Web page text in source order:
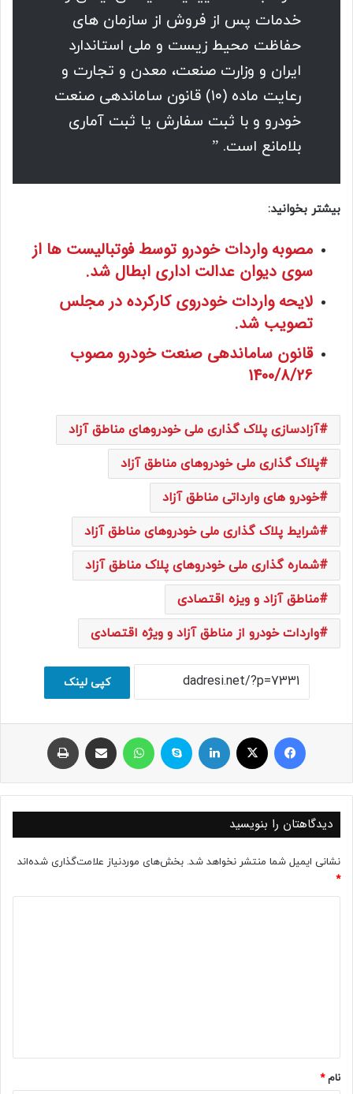
خدمات پس از فروش از سازمان های
حفاظت محیط‌ زیست و ملی استاندارد
ایران و وزارت صنعت، معدن و تجارت و
رعایت ماده (۱۰) قانون ساماندهی صنعت
خودرو و با ثبت سفارش یا ثبت آماری
بلامانع است. ”
بیشتر بخوانید:
مصوبه واردات خودرو توسط فوتبالیست ها از
سوی دیوان عدالت اداری ابطال شد.
لایحه واردات خودروی کارکرده در مجلس
تصویب شد.
قانون ساماندهی صنعت خودرو مصوب
1400/8/26
آزادسازی پلاک گذاری ملی خودروهای مناطق آزاد
پلاک گذاری ملی خودروهای مناطق آزاد
خودرو های وارداتی مناطق آزاد
شرایط پلاک گذاری ملی خودروهای مناطق آزاد
شماره گذاری‌ ملی خودروهای پلاک مناطق آزاد
مناطق آزاد و ویزه اقتصادی
واردات خودرو از مناطق آزاد و ویژه اقتصادی
کپی لینک
فیسبوک ایکس لینکداین اسکایپ واتس آپ اشتراک با ایمیل
دیدگاهتان را بنویسید
نشانی ایمیل شما منتشر نخواهد شد. بخش‌های موردنیاز علامت‌گذاری شده‌اند
*
نام*